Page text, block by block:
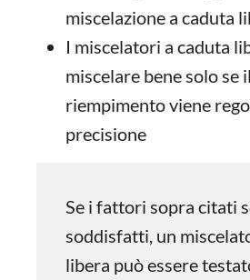
miscelazione a caduta
I miscelatori a caduta
miscelare bene solo se
riempimento viene
precisione
Se i fattori sopra citati
soddisfatti, un
libera può essere